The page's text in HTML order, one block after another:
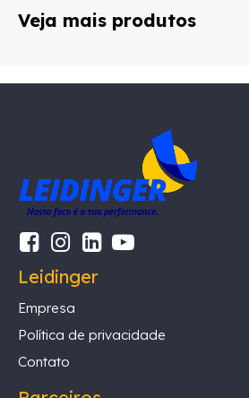
Veja mais produtos
Leidinger
Empresa
Política de privacidade
Contato